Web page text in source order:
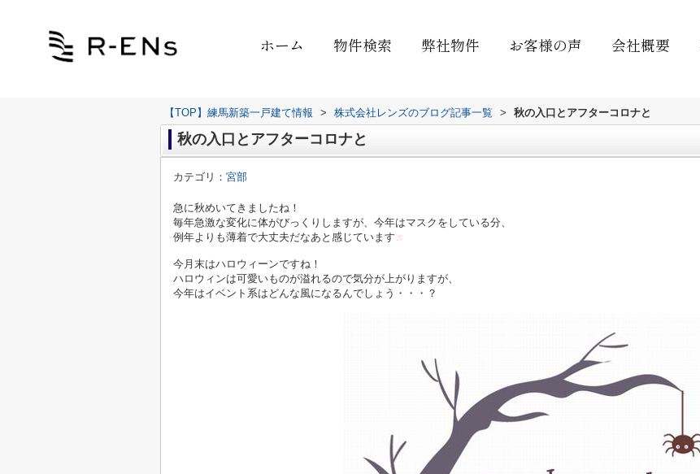
ホーム 物件検索 弊社物件 お客様の声 会社概要
【TOP】練馬新築一戸建て情報 > 株式会社レンズのブログ記事一覧 > 秋の入口とアフターコロナと
秋の入口とアフターコロナと
カテゴリ： 宮部
急に秋めいてきましたね！
毎年急激な変化に体がびっくりしますが、今年はマスクをしている分、
例年よりも薄着で大丈夫だなあと感じています ♬
今月末はハロウィーンですね！
ハロウィンは可愛いものが溢れるので気分が上がりますが、
今年はイベント系はどんな風になるんでしょう・・・？